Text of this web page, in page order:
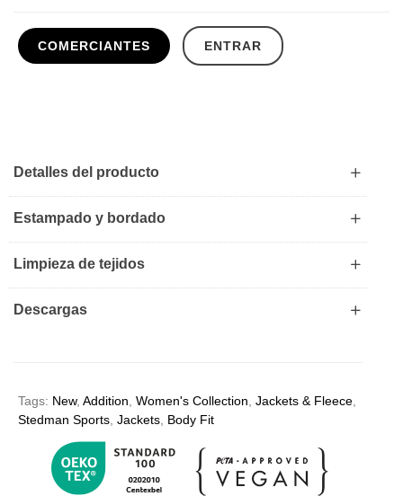
COMERCIANTES ENTRAR
Detalles del producto
Estampado y bordado
Limpieza de tejidos
Descargas
Tags: New, Addition Women's Collection Jackets & Fleece
Stedman Sports Jackets Body Fit